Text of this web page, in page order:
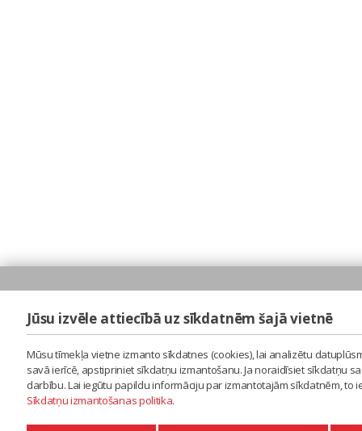
Jūsu izvēle attiecībā uz sīkdatnēm šajā vietnē
Mūsu tīmekļa vietne izmanto sīkdatnes (cookies), lai analizētu
savā ierīcē, apstipriniet sīkdatņu izmantošanu. Ja noraidīsiet sīkdatņu
darbību. Lai iegūtu papildu informāciju par izmantotajām sīkdatnēm,
Sīkdatņu izmantošanas politika.